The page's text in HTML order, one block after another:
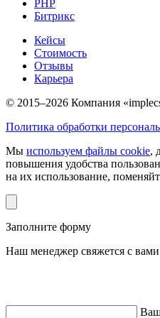
PHP
Битрикс
Кейсы
Стоимость
Отзывы
Карьера
© 2015–2026 Компания
Политика обработки
Мы используем файлы cookie,
повышения удобства
на их использование,
Заполните форму
Наш менеджер свяжется с